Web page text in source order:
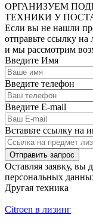
ОРГАНИЗУЕМ
ТЕХНИКИ У
Если вы не нашли
отправьте ссылку
и мы рассмотрим
Введите Имя
Введите телефон
Введите E-mail
Вставьте ссылку на
Отправить запрос
Оставляя заявку, вы
персональных
Другая техника
Citroen в лизинг